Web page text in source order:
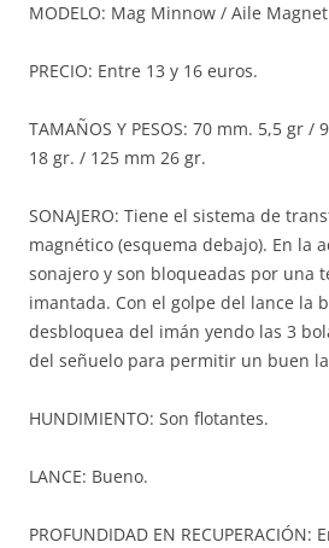
MODELO: Mag Minnow / Aile Magnet
PRECIO: Entre 13 y 16 euros.
TAMAÑOS Y PESOS: 70 mm. 5,5 gr
18 gr. / 125 mm 26 gr.
SONAJERO: Tiene el sistema de
magnético (esquema debajo). En la
sonajero y son bloqueadas por una
imantada. Con el golpe del lance la
desbloquea del imán yendo las 3
del señuelo para permitir un buen
HUNDIMIENTO: Son flotantes.
LANCE: Bueno.
PROFUNDIDAD EN RECUPERACIÓN: